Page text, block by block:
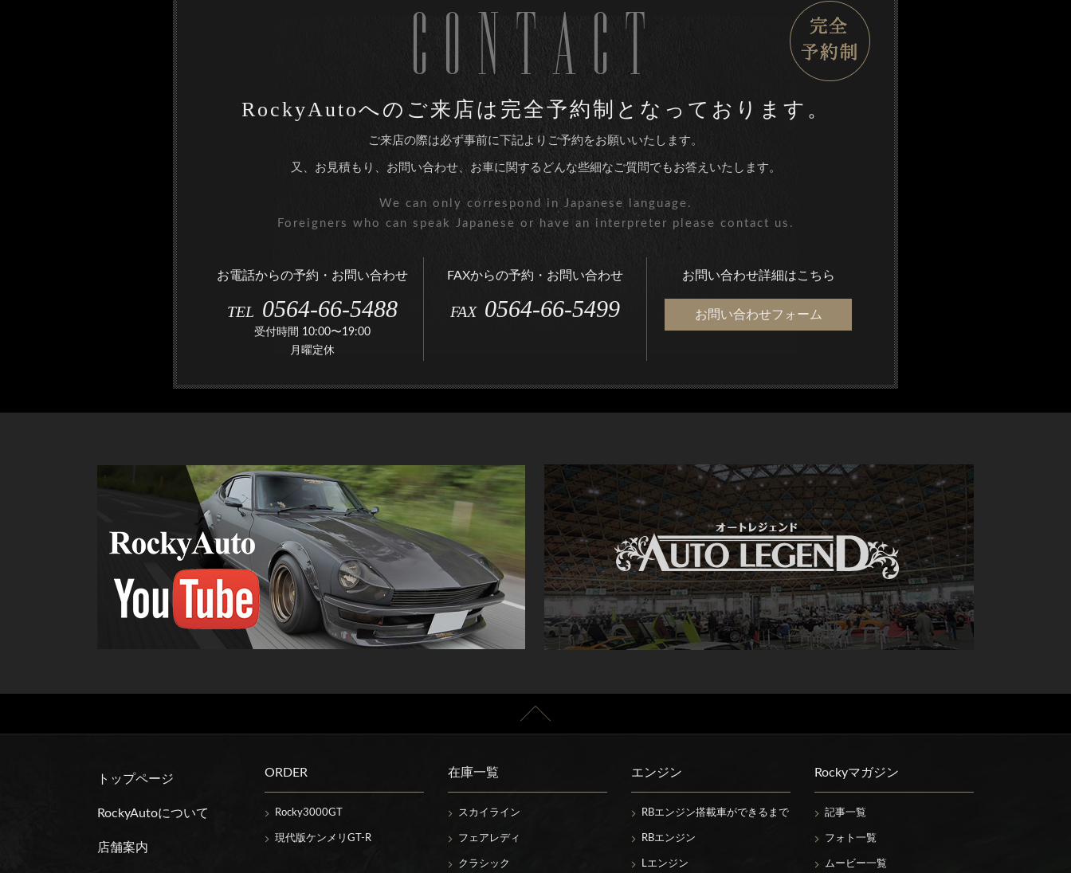
CONTACT
RockyAutoへのご来店は 完全予約制となっております。
ご来店の際は必ず事前に下記より ご予約をお願いいたします。
又、お見積もり、お問い合わせ、お車に関する どんな些細なご質問でもお答えいたします。
We can only correspond in Japanese language.
Foreigners who can speak Japanese or have an interpreter please contact us.
お電話からの予約・お問い合わせ
TEL 0564-66-5488
受付時間 10:00〜19:00
月曜定休
FAXからの予約・お問い合わせ
FAX 0564-66-5499
お問い合わせ詳細はこちら
お問い合わせフォーム
トップページ
RockyAutoについて
店舗案内
ORDER
Rocky3000GT
現代版ケンメリGT-R
在庫一覧
スカイライン
フェアレディ
クラシック
エンジン
RBエンジン搭載車ができるまで
RBエンジン
Lエンジン
Rockyマガジン
記事一覧
フォト一覧
ムービー一覧